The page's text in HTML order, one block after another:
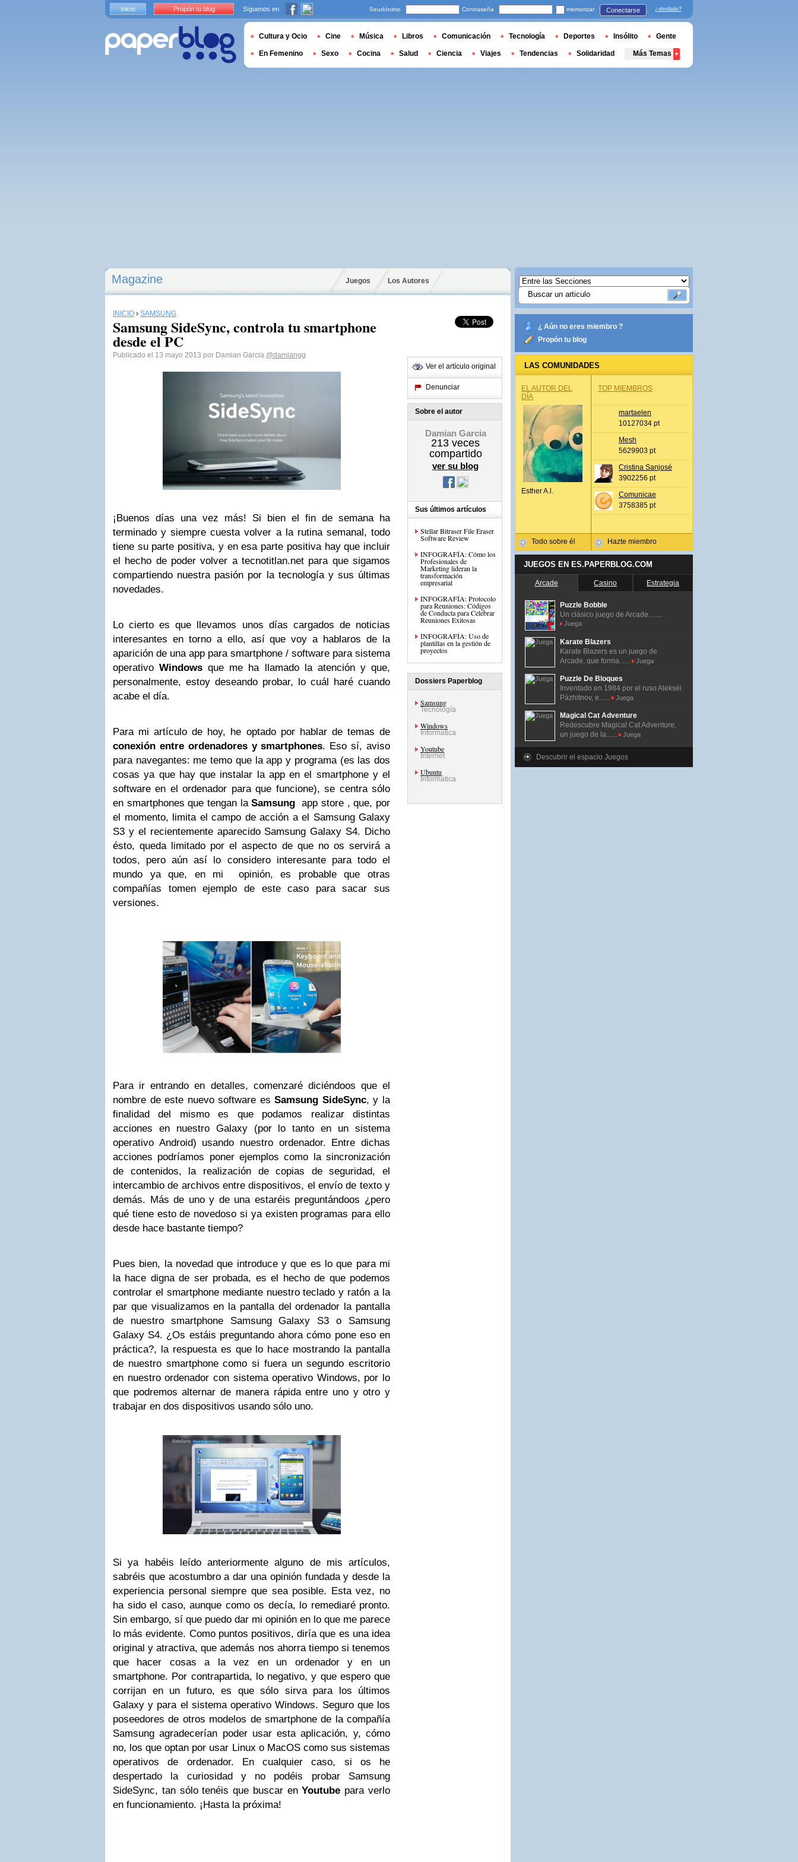
Magazine Juegos Los Autores
INICIO › SAMSUNG
Samsung SideSync, controla tu smartphone
desde el PC
Publicado el 13 mayo 2013 por Damian Garcia @damiangg
¡Buenos días una vez más! Si bien el fin de semana ha
terminado y siempre cuesta volver a la rutina semanal, todo
tiene su parte positiva, y en esa parte positiva hay que incluir
el hecho de poder volver a tecnotitlan.net para que sigamos
compartiendo nuestra pasión por la tecnología y sus últimas
novedades.
Lo cierto es que llevamos unos días cargados de noticias
interesantes en torno a ello, así que voy a hablaros de la
aparición de una app para smartphone / software para sistema
operativoWindows que me ha llamado la atención y que,
personalmente, estoy deseando probar, lo cuál haré cuando
acabe el día.
Para mi artículo de hoy, he optado por hablar de temas de
conexión entre ordenadores y smartphones. Eso sí, aviso
para navegantes: me temo que la app y programa (es las dos
cosas ya que hay que instalar la app en el smartphone y el
software en el ordenador para que funcione), se centra sólo
en smartphones que tengan laSamsung app store , que, por
el momento, limita el campo de acción a el Samsung Galaxy
S3 y el recientemente aparecido Samsung Galaxy S4. Dicho
ésto, queda limitado por el aspecto de que no os servirá a
todos, pero aún así lo considero interesante para todo el
mundo ya que, en mi opinión, es probable que otras
compañías tomen ejemplo de este caso para sacar sus
versiones.
Para ir entrando en detalles, comenzaré diciéndoos que el
nombre de este nuevo software esSamsung SideSync, y la
finalidad del mismo es que podamos realizar distintas
acciones en nuestro Galaxy (por lo tanto en un sistema
operativo Android) usando nuestro ordenador. Entre dichas
acciones podríamos poner ejemplos como la sincronización
de contenidos, la realización de copias de seguridad, el
intercambio de archivos entre dispositivos, el envío de texto y
demás. Más de uno y de una estaréis preguntándoos ¿pero
qué tiene esto de novedoso si ya existen programas para ello
desde hace bastante tiempo?
Pues bien, la novedad que introduce y que es lo que para mi
la hace digna de ser probada, es el hecho de que podemos
controlar el smartphone mediante nuestro teclado y ratón a la
par que visualizamos en la pantalla del ordenador la pantalla
de nuestro smartphone Samsung Galaxy S3 o Samsung
Galaxy S4. ¿Os estáis preguntando ahora cómo pone eso en
práctica?, la respuesta es que lo hace mostrando la pantalla
de nuestro smartphone como si fuera un segundo escritorio
en nuestro ordenador con sistema operativo Windows, por lo
que podremos alternar de manera rápida entre uno y otro y
trabajar en dos dispositivos usando sólo uno.
Si ya habéis leído anteriormente alguno de mis artículos,
sabréis que acostumbro a dar una opinión fundada y desde la
experiencia personal siempre que sea posible. Esta vez, no
ha sido el caso, aunque como os decía, lo remediaré pronto.
Sin embargo, sí que puedo dar mi opinión en lo que me parece
lo más evidente. Como puntos positivos, diría que es una idea
original y atractiva, que además nos ahorra tiempo si tenemos
que hacer cosas a la vez en un ordenador y en un
smartphone. Por contrapartida, lo negativo, y que espero que
corrijan en un futuro, es que sólo sirva para los últimos
Galaxy y para el sistema operativo Windows. Seguro que los
poseedores de otros modelos de smartphone de la compañía
Samsung agradecerían poder usar esta aplicación, y, cómo
no, los que optan por usar Linux o MacOS como sus sistemas
operativos de ordenador. En cualquier caso, si os he
despertado la curiosidad y no podéis probar Samsung
SideSync, tan sólo tenéis que buscar enYoutube para verlo
en funcionamiento. ¡Hasta la próxima!
Ver el artículo original
Denunciar
Sobre el autor
Damian Garcia
213 veces
compartido
ver su blog
Sus últimos artículos
Stellar Bitraser File Eraser
Software Review
INFOGRAFÍA: Cómo los
Profesionales de
Marketing lideran la
transformación
empresarial
INFOGRAFÍA: Protocolo
para Reuniones: Códigos
de Conducta para Celebrar
Reuniones Exitosas
INFOGRAFÍA: Uso de
plantillas en la gestión de
proyectos
Dossiers Paperblog
Samsung
Tecnología
Windows
Informática
Youtube
Internet
Ubuntu
Informática
¿ Aún no eres miembro ?
Propón tu blog
LAS COMUNIDADES
EL AUTOR DEL
DÍA
Esther A.l.
Todo sobre él
TOP MIEMBROS
martaelen
10127034 pt
Mesh
5629903 pt
Cristina Sanjosé
3902256 pt
Comunicae
3758385 pt
Hazte miembro
JUEGOS EN ES.PAPERBLOG.COM
Arcade Casino Estrategia
Puzzle Bobble
Un clásico juego de Arcade. ......
Juega
Karate Blazers
Karate Blazers es un juego de
Arcade, que forma......
Juega
Puzzle De Bloques
Inventado en 1984 por el ruso Alekséi
Pázhitnov, e......
Juega
Magical Cat Adventure
Redescubre Magical Cat Adventure,
un juego de la......
Juega
Descubrir el espacio Juegos
Inicio Propón tu blog Síguenos en Seudónimo Contraseña memorizar Conectarse ¿olvidado?
Cultura y Ocio Cine Música Libros Comunicación Tecnología Deportes Insólito Gente
En Femenino Sexo Cocina Salud Ciencia Viajes Tendencias Solidaridad Más Temas